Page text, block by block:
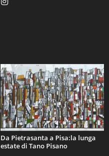
Da Pietrasanta a Pisa:la lunga
estate di Tano Pisano